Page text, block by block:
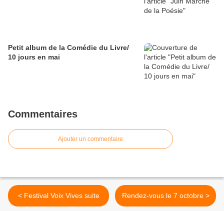
Petit album de la Comédie du Livre/
10 jours en mai
Commentaires
Ajouter un commentaire
< Festival Voix Vives suite Rendez-vous le 7 octobre >